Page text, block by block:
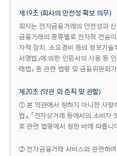
제19조 (회사의 안전성 확보 의무)
회사는 전자금융거래의 안전성과
금융거래의 종류별로 전자적 전송
자적 장치, 소요경비 등의 정보기술
서명법」에 의한 인증서의 사용 등
래법」 등 관련 법령 및 금융위원회
제20조 (약관 외 준칙 및 관할)
① 본 약관에서 정하지 아니한 사항
법」, 「전자상거래 등에서의 소비자
호 관련 법령에서 정한 바에 따릅니
② 전자금융거래 서비스와 관련하여